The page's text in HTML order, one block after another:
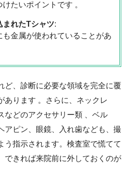
たいポイントです 。
まれたTシャツ:
も金属が使われていることがあ
ど、診断に必要な領域を完全に覆
あります 。さらに、ネックレ
などのアクセサリー類 、ベル
アピン、眼鏡、入れ歯なども、撮
う指示されます。検査室で慌てて
できれば来院前に外しておくのが